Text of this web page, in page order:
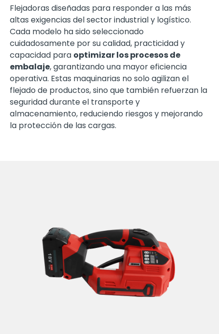
Flejadoras diseñadas para responder a las más
altas exigencias del sector industrial y logístico.
Cada modelo ha sido seleccionado
cuidadosamente por su calidad, practicidad y
capacidad para optimizar los procesos de
embalaje, garantizando una mayor eficiencia
operativa. Estas maquinarias no solo agilizan el
flejado de productos, sino que también refuerzan la
seguridad durante el transporte y
almacenamiento, reduciendo riesgos y mejorando
la protección de las cargas.